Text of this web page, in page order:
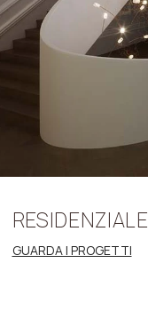
RESIDENZIALE
GUARDA I PROGETTI